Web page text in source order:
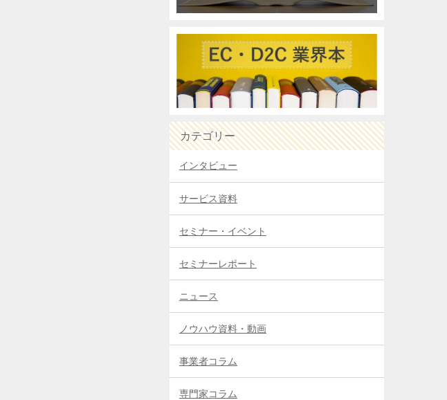
カテゴリー
インタビュー
サービス資料
セミナー・イベント
セミナーレポート
ニュース
ノウハウ資料・動画
事業者コラム
専門家コラム